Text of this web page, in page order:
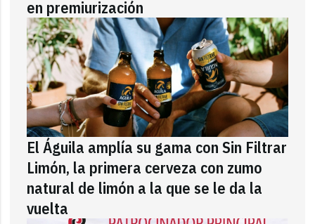
en premiurización
El Águila amplía su gama con Sin Filtrar
Limón, la primera cerveza con zumo
natural de limón a la que se le da la
vuelta